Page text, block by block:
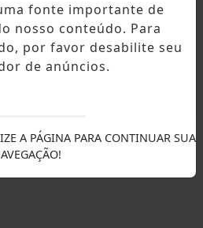
fonte importante de
nosso conteúdo. Para
por favor desabilite seu
de anúncios.
A PÁGINA PARA CONTINUAR SUA